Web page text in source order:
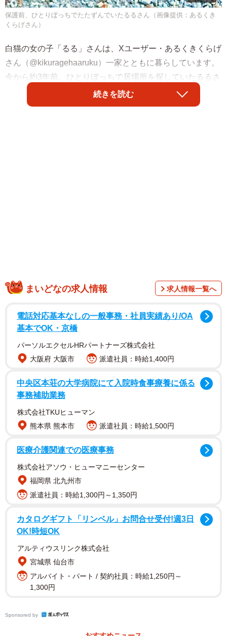
保護前、ひとりぼっちでたたずんでいたるるさん（画像提供：あるくき
くらげさん）
白猫の女の子「るる」さんは、Xユーザー・あるくきくらげ
さん（@kikuragehaaruku）一家とともに暮らしています。
今から約3年前、ひとりぼっちで居場所を探していたるるさ
んとの出会いは、1本の電話から始まりましたーー
保護後、段ボール箱の隅っこにいたるるさん（画像提供：あるくきくら
るるさんと出会う1年前、飼い主さんは同じく白猫の「つく
し」ちゃんを保護しました。まだとても小さくケアを必要
としていたつくしちゃんのお世話に明け暮れる日々。よう
やく落ち着いたころ、るるさんとの出会いが訪れたので
「6月、つくしを保護したとき力を貸してくれた方から『家
の庭に3日もひとりぼっちでいる子猫がいる。捕まえられそ
続きを読む
まいどなの求人情報 求人情報一覧へ
電話対応基本なしの一般事務・社員実績あり/OA
基本でOK・京橋
パーソルエクセルHRパートナーズ株式会社
大阪府 大阪市
派遣社員：時給1,400円
中央区本荘の大学病院にて入院時食事療養に係る
事務補助業務
株式会社TKUヒューマン
熊本県 熊本市
派遣社員：時給1,500円
医療介護関連での医療事務
株式会社アソウ・ヒューマニーセンター
福岡県 北九州市
派遣社員：時給1,300円～1,350円
カタログギフト「リンベル」お問合せ受付!週3日
OK!時短OK
アルティウスリンク株式会社
宮城県 仙台市
アルバイト・パート / 契約社員：時給1,250円～
1,300円
Sponsored by